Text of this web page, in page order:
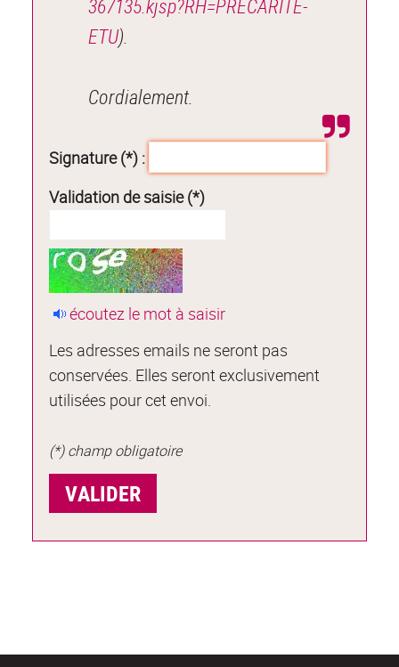
367135.kjsp?RH=PRECARITE-
ETU).
Cordialement.
Signature (*) :
Validation de saisie (*)
écoutez le mot à saisir
Les adresses emails ne seront pas
conservées. Elles seront exclusivement
utilisées pour cet envoi.
(*) champ obligatoire